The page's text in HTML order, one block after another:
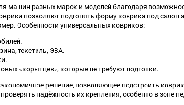
машин разных марок и моделей благодаря
позволяют подгонять форму коврика под салон
Особенности универсальных ковриков:
текстиль, ЭВА.
«корытцев», которые не требуют подгонки.
решение, позволяющее подстроить
надёжность их крепления, особенно в зоне